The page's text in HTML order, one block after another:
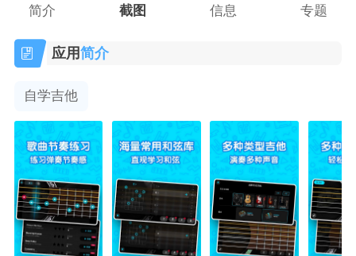
简介 截图 信息 专题
应用简介
自学吉他